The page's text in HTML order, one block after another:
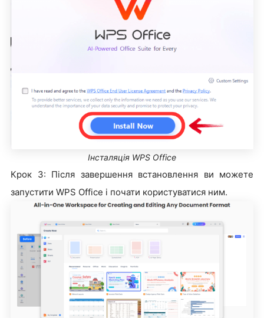
Інсталяція WPS Office
Крок 3: Після завершення встановлення ви можете
запустити WPS Office і почати користуватися ним.